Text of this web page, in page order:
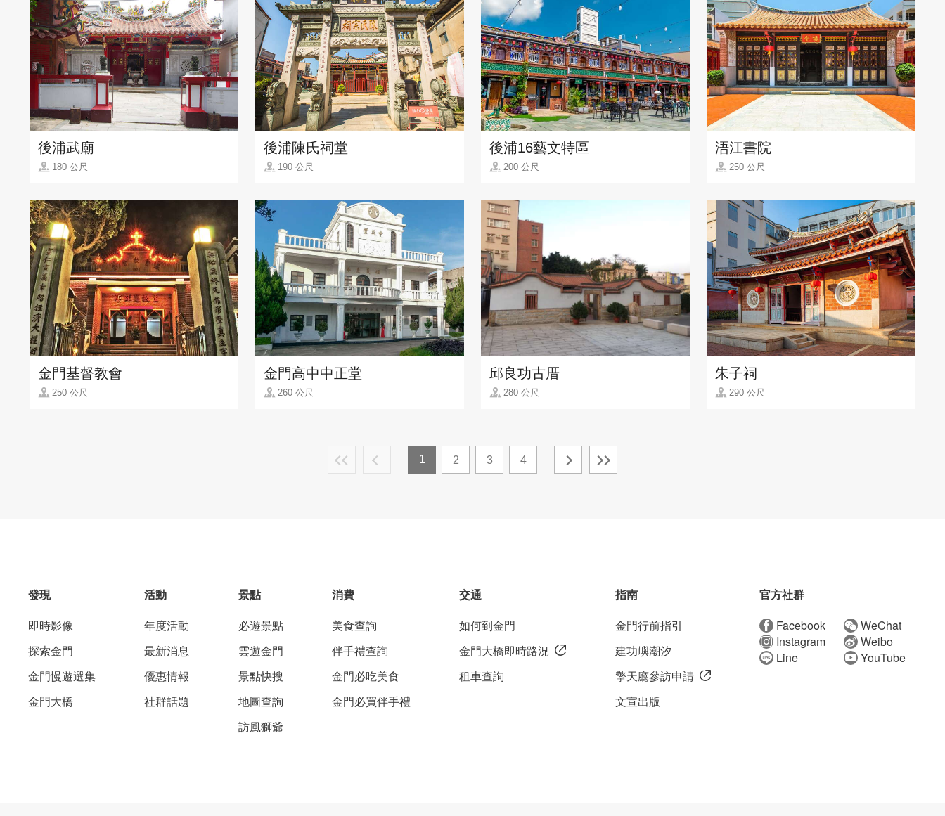
後浦武廟
180 公尺
後浦陳氏祠堂
190 公尺
後浦16藝文特區
200 公尺
浯江書院
250 公尺
金門基督教會
250 公尺
金門高中中正堂
260 公尺
邱良功古厝
280 公尺
朱子祠
290 公尺
1 2 3 4
發現
即時影像
探索金門
金門慢遊選集
金門大橋
活動
年度活動
最新消息
優惠情報
社群話題
景點
必遊景點
雲遊金門
景點快搜
地圖查詢
訪風獅爺
消費
美食查詢
伴手禮查詢
金門必吃美食
金門必買伴手禮
交通
如何到金門
金門大橋即時路況
租車查詢
指南
金門行前指引
建功嶼潮汐
擎天廳參訪申請
文宣出版
官方社群
Facebook
WeChat
Instagram
Weibo
Line
YouTube